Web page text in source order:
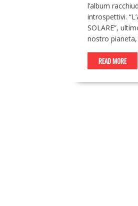
l’album
introspettivi.
SOLARE”,
nostro pianeta,
READ MORE